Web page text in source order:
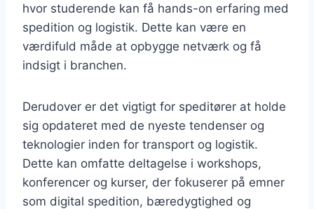
hvor studerende kan få hands-on erfaring med
spedition og logistik. Dette kan være en
værdifuld måde at opbygge netværk og få
indsigt i branchen.
Derudover er det vigtigt for speditører at holde
sig opdateret med de nyeste tendenser og
teknologier inden for transport og logistik.
Dette kan omfatte deltagelse i workshops,
konferencer og kurser, der fokuserer på emner
som digital spedition, bæredygtighed og